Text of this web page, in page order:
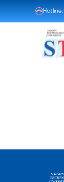
Hotline: